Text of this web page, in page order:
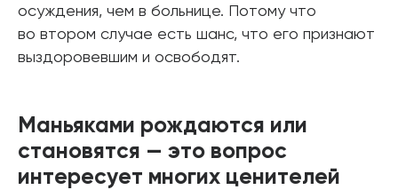
осуждения, чем в больнице. Потому что
во втором случае есть шанс, что его признают
выздоровевшим и освободят.
Маньяками рождаются или
становятся — это вопрос
интересует многих ценителей